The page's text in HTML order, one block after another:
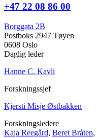
+47 22 08 86 00
Borggata 2B
Postboks 2947 Tøyen
0608 Oslo
Daglig leder
Hanne C. Kavli
Forskningssjef
Kjersti Misje Østbakken
Forskningsledere
Kaja Reegård, Beret Bråten,